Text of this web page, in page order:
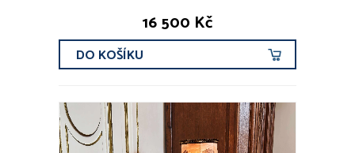
současnost
AUTOŘI A ZNAČKY
16 500 Kč
DO KOŠÍKU